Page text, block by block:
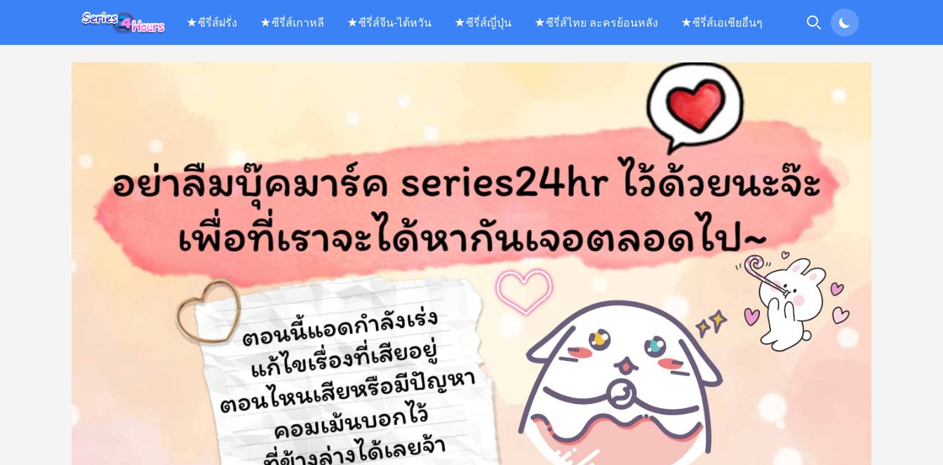
content
Search
★ซีรี่ส์ฝรั่ง ★ซีรี่ส์เกาหลี ★ซีรี่ส์จีน-ไต้หวัน ★ซีรี่ส์ญี่ปุ่น ★ซีรี่ส์ไทย ละครย้อนหลัง ★ซีรี่ส์เอเชียอื่นๆ